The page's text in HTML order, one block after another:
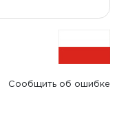
Сообщить об ошибке